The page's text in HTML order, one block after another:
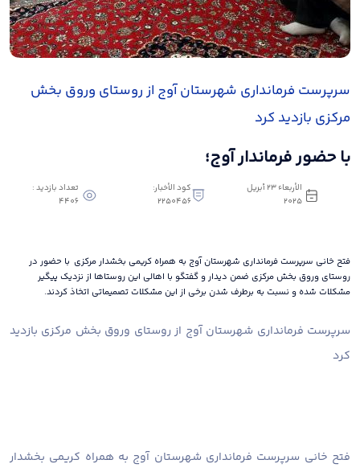
سرپرست فرمانداری شهرستان آوج از روستای وروق بخش
مرکزی بازدید کرد
با حضور فرماندار آوج؛
الأربعاء ٢٣ أبريل
٢٠٢٥
كود الأخبار:
2250456
تعداد بازدید :
4406
فتح خانی سرپرست فرمانداری شهرستان آوج به همراه کریمی بخشدار مرکزی با حضور در
روستای وروق بخش مرکزی ضمن دیدار و گفتگو با اهالی این روستاها از نزدیک پیگیر
مشکلات شده و نسبت به برطرف شدن برخی از این مشکلات تصمیماتی اتخاذ کردند.
سرپرست فرمانداری شهرستان آوج از روستای وروق بخش مرکزی بازدید
کرد
فتح خانی سرپرست فرمانداری شهرستان آوج به همراه کریمی بخشدار